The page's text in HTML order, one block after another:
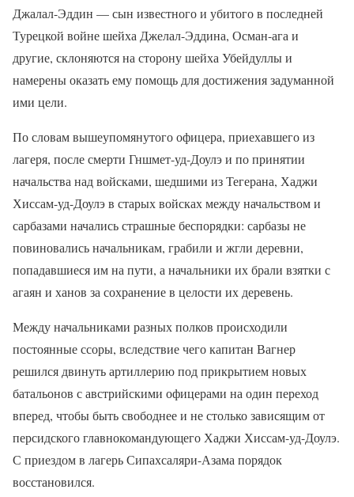
Джалал-Эддин — сын известного и убитого в последней
Турецкой войне шейха Джелал-Эддина, Осман-ага и
другие, склоняются на сторону шейха Убейдуллы и
намерены оказать ему помощь для достижения задуманной
ими цели.
По словам вышеупомянутого офицера, приехавшего из
лагеря, после смерти Гншмет-уд-Доулэ и по принятии
начальства над войсками, шедшими из Тегерана, Хаджи
Хиссам-уд-Доулэ в старых войсках между начальством и
сарбазами начались страшные беспорядки: сарбазы не
повиновались начальникам, грабили и жгли деревни,
попадавшиеся им на пути, а начальники их брали взятки с
агаян и ханов за сохранение в целости их деревень.
Между начальниками разных полков происходили
постоянные ссоры, вследствие чего капитан Вагнер
решился двинуть артиллерию под прикрытием новых
батальонов с австрийскими офицерами на один переход
вперед, чтобы быть свободнее и не столько зависящим от
персидского главнокомандующего Хаджи Хиссам-уд-Доулэ.
С приездом в лагерь Сипахсаляри-Азама порядок
восстановился.